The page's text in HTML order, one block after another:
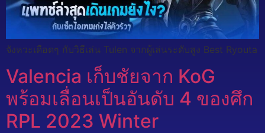
จังหวะเดือดๆ กับวิธีเล่น Tulen จากผู้เล่นระดับสูง Best Ryouta
Valencia เก็บชัยจาก KoG
พร้อมเลื่อนเป็นอันดับ 4 ของศึก
RPL 2023 Winter